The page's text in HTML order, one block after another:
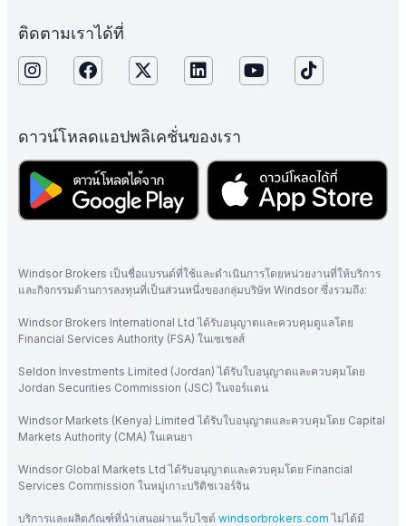
ติดตามเราได้ที่
ดาวน์โหลดแอปพลิเคชั่นของเรา
Windsor Brokers เป็นชื่อแบรนด์ที่ใช้และดำเนินการโดยหน่วยงานที่ให้บริการ
และกิจกรรมด้านการลงทุนที่เป็นส่วนหนึ่งของกลุ่มบริษัท Windsor ซึ่งรวมถึง:
Windsor Brokers International Ltd ได้รับอนุญาตและควบคุมดูแลโดย
Financial Services Authority (FSA) ในเซเชลส์
Seldon Investments Limited (Jordan) ได้รับใบอนุญาตและควบคุมโดย
Jordan Securities Commission (JSC) ในจอร์แดน
Windsor Markets (Kenya) Limited ได้รับใบอนุญาตและควบคุมโดย Capital
Markets Authority (CMA) ในเคนยา
Windsor Global Markets Ltd ได้รับอนุญาตและควบคุมโดย Financial
Services Commission ในหมู่เกาะบริติชเวอร์จิน
บริการและผลิตภัณฑ์ที่นำเสนอผ่านเว็บไซต์ windsorbrokers.com ไม่ได้มี